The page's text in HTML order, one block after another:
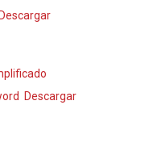
Descargar